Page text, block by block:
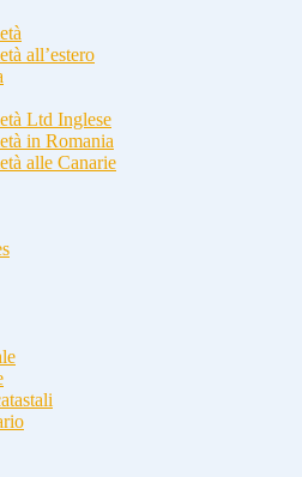
all’estero
Ltd Inglese
in Romania
alle Canarie